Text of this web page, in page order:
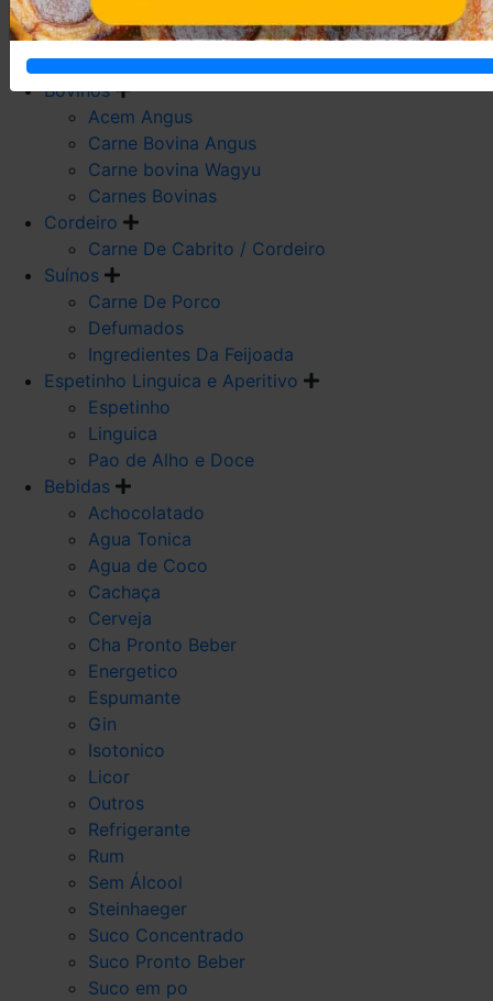
Carne De Frango
Carne De Galeto
Codorna
Bovinos
Acem Angus
Carne Bovina Angus
Carne bovina Wagyu
Carnes Bovinas
Cordeiro
Carne De Cabrito / Cordeiro
Suínos
Carne De Porco
Defumados
Ingredientes Da Feijoada
Espetinho Linguica e Aperitivo
Espetinho
Linguica
Pao de Alho e Doce
Bebidas
Achocolatado
Agua Tonica
Agua de Coco
Cachaça
Cerveja
Cha Pronto Beber
Energetico
Espumante
Gin
Isotonico
Licor
Outros
Refrigerante
Rum
Sem Álcool
Steinhaeger
Suco Concentrado
Suco Pronto Beber
Suco em po